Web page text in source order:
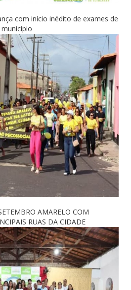
com início inédito de exames de
AMARELO COM
RUAS DA CIDADE